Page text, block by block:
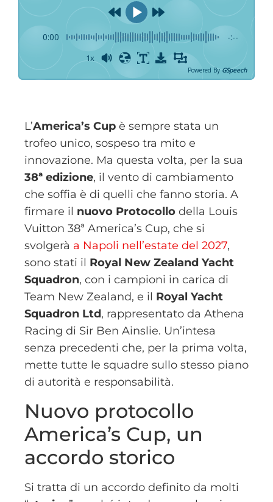
0:00 -:--
1x
Powered By GSpeech
L’America’s Cup è sempre stata un
trofeo unico, sospeso tra mito e
innovazione. Ma questa volta, per la sua
38ª edizione, il vento di cambiamento
che soffia è di quelli che fanno storia. A
firmare il nuovo Protocollo della Louis
Vuitton 38ª America’s Cup, che si
svolgerà a Napoli nell’estate del 2027,
sono stati il Royal New Zealand Yacht
Squadron, con i campioni in carica di
Team New Zealand, e il Royal Yacht
Squadron Ltd, rappresentato da Athena
Racing di Sir Ben Ainslie. Un’intesa
senza precedenti che, per la prima volta,
mette tutte le squadre sullo stesso piano
di autorità e responsabilità.
Nuovo protocollo
America’s Cup, un
accordo storico
Si tratta di un accordo definito da molti